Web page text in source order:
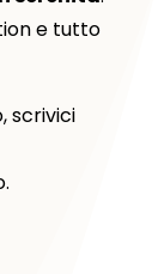
e tutto
scrivici